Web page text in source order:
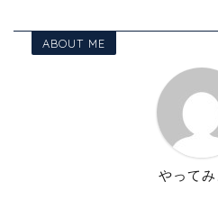
ABOUT ME
やってみ